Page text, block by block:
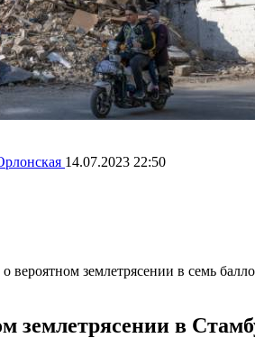
14.07.2023 22:50
о вероятном землетрясении в семь
землетрясении в